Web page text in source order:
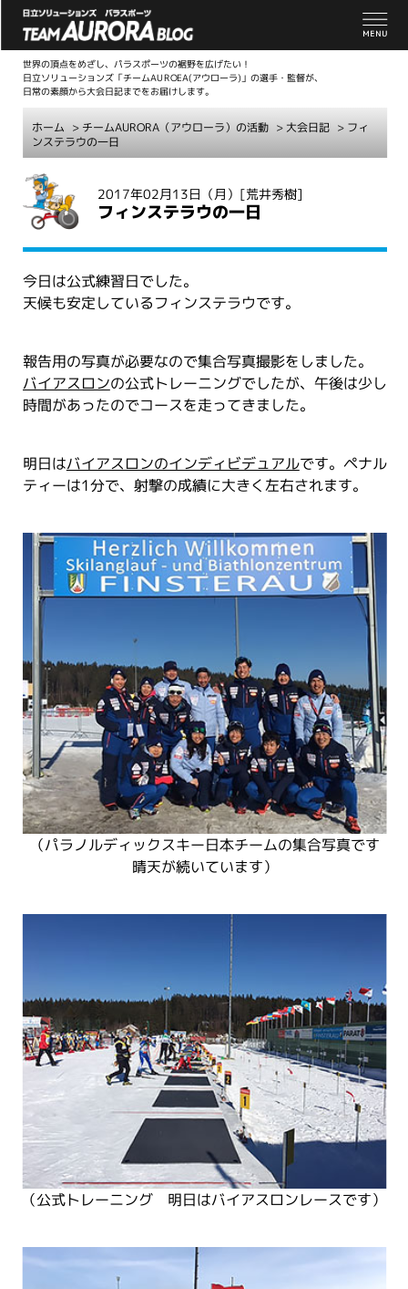
世界の頂点をめざし、パラスポーツの裾野を広げたい！
日立ソリューションズ「チームAUROEA(アウローラ)」の選手・監督が、
日常の素顔から大会日記までをお届けします。
ホーム > チームAURORA（アウローラ）の活動 > 大会日記 > フィ
ンステラウの一日
2017年02月13日（月） [荒井秀樹]
フィンステラウの一日
今日は公式練習日でした。
天候も安定しているフィンステラウです。
報告用の写真が必要なので集合写真撮影をしました。
バイアスロンの公式トレーニングでしたが、午後は少し
時間があったのでコースを走ってきました。
明日はバイアスロンのインディビデュアルです。ペナル
ティーは1分で、射撃の成績に大きく左右されます。
（パラノルディックスキー日本チームの集合写真です
晴天が続いています）
（公式トレーニング 明日はバイアスロンレースです）